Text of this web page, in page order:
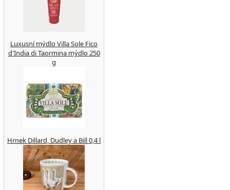
Luxusní mýdlo Villa Sole Fico
d'India di Taormina mýdlo 250
g
Hrnek Dillard, Dudley a Bill 0,4 l